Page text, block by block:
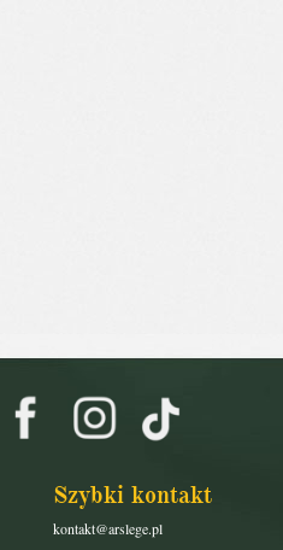
Szybki kontakt
kontakt@arslege.pl